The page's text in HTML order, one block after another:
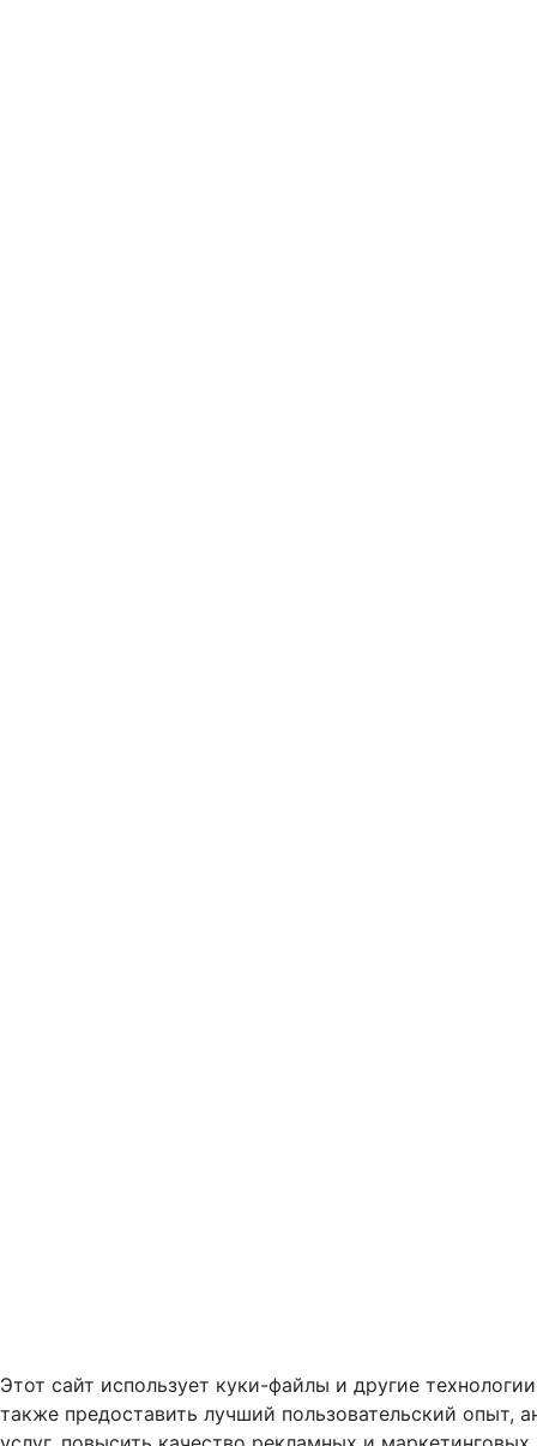
Этот сайт использует куки-файлы и другие
также предоставить лучший пользовательский опыт,